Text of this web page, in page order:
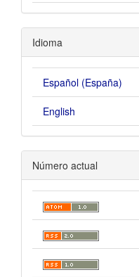
Idioma
Español (España)
English
Número actual